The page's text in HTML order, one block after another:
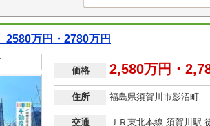
2580万円・2780万円
価格 2,580万円・
住所 福島県須賀川市影沼町
交通 ＪＲ東北本線 須賀川駅